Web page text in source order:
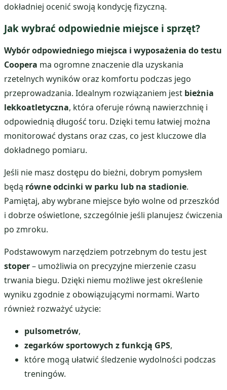
dokładniej ocenić swoją kondycję fizyczną.
Jak wybrać odpowiednie miejsce i sprzęt?
Wybór odpowiedniego miejsca i wyposażenia do testu
Coopera ma ogromne znaczenie dla uzyskania
rzetelnych wyników oraz komfortu podczas jego
przeprowadzania. Idealnym rozwiązaniem jest bieżnia
lekkoatletyczna, która oferuje równą nawierzchnię i
odpowiednią długość toru. Dzięki temu łatwiej można
monitorować dystans oraz czas, co jest kluczowe dla
dokładnego pomiaru.
Jeśli nie masz dostępu do bieżni, dobrym pomysłem
będą równe odcinki w parku lub na stadionie.
Pamiętaj, aby wybrane miejsce było wolne od przeszkód
i dobrze oświetlone, szczególnie jeśli planujesz ćwiczenia
po zmroku.
Podstawowym narzędziem potrzebnym do testu jest
stoper– umożliwia on precyzyjne mierzenie czasu
trwania biegu. Dzięki niemu możliwe jest określenie
wyniku zgodnie z obowiązującymi normami. Warto
również rozważyć użycie:
pulsometrów,
zegarków sportowych z funkcją GPS,
które mogą ułatwić śledzenie wydolności podczas
treningów.